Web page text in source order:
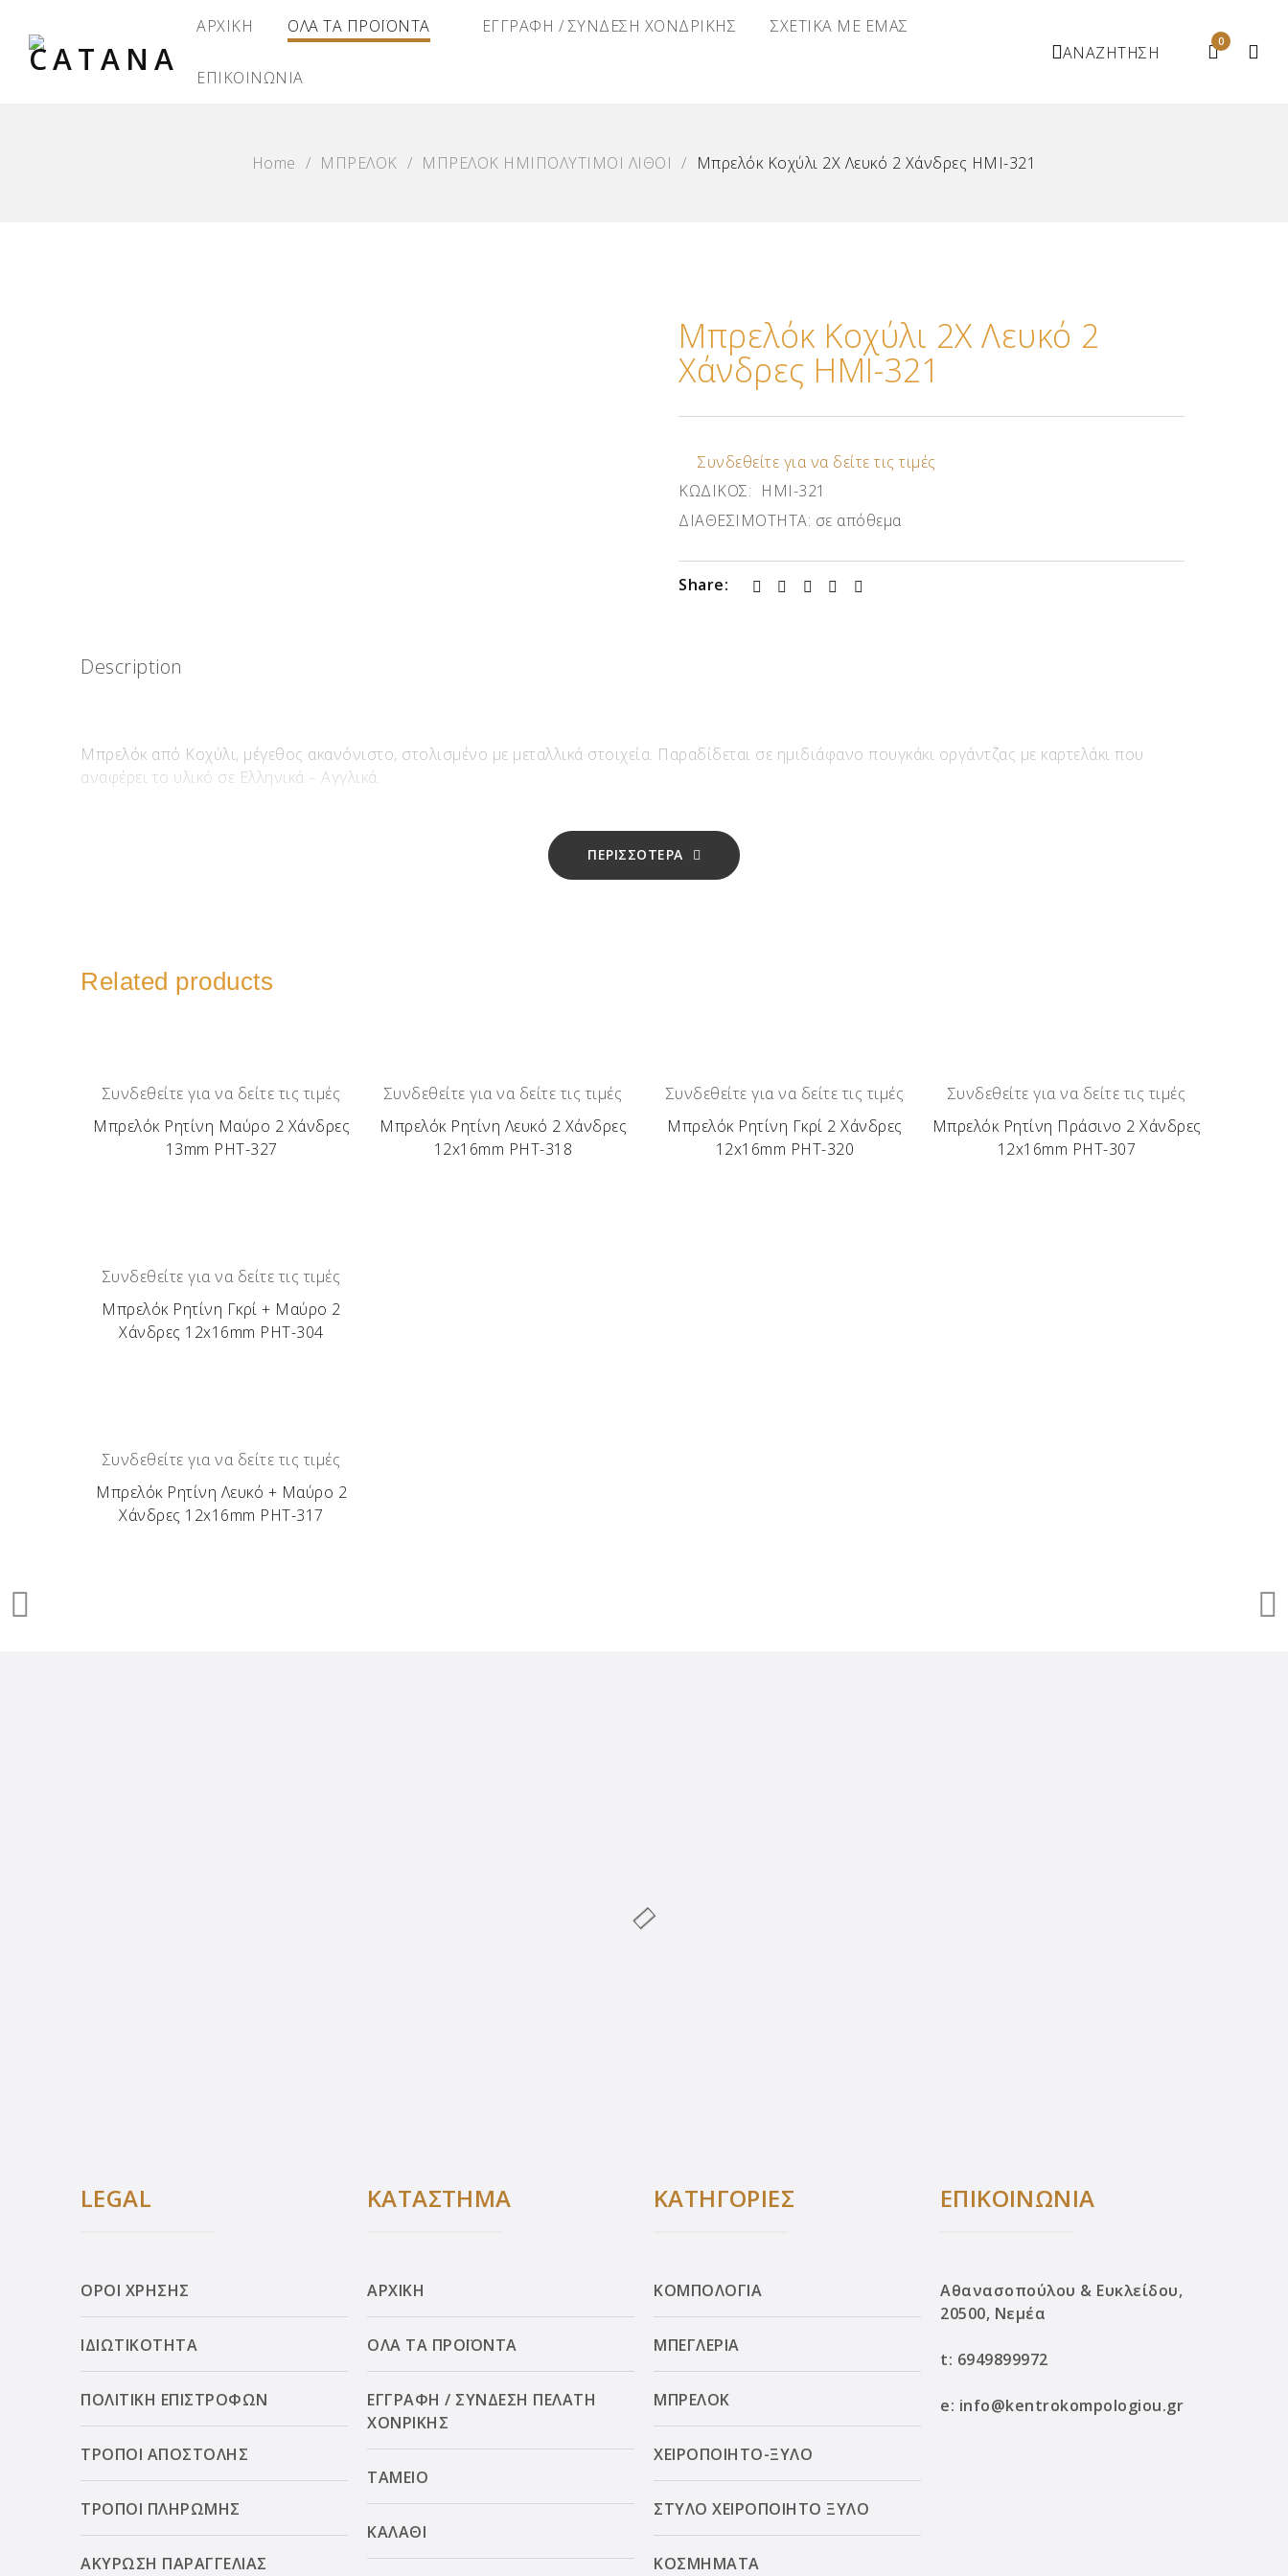
ΑΡΧΙΚΗ ΟΛΑ ΤΑ ΠΡΟΪΟΝΤΑ ΕΓΓΡΑΦΗ / ΣΥΝΔΕΣΗ ΧΟΝΔΡΙΚΗΣ ΣΧΕΤΙΚΑ ΜΕ ΕΜΑΣ
ΕΠΙΚΟΙΝΩΝΙΑ
0
ΑΝΑΖΗΤΗΣΗ
Home / ΜΠΡΕΛΟΚ / ΜΠΡΕΛΟΚ ΗΜΙΠΟΛΥΤΙΜΟΙ ΛΙΘΟΙ / Μπρελόκ Κοχύλι 2Χ Λευκό 2 Χάνδρες ΗΜΙ-321
Μπρελόκ Κοχύλι 2Χ Λευκό 2
Χάνδρες ΗΜΙ-321
Συνδεθείτε για να δείτε τις τιμές
ΚΩΔΙΚΟΣ: ΗΜΙ-321
ΔΙΑΘΕΣΙΜΟΤΗΤΑ: σε απόθεμα
Share:
Description
Μπρελόκ από Κοχύλι, μέγεθος ακανόνιστο, στολισμένο με μεταλλικά στοιχεία. Παραδίδεται σε ημιδιάφανο πουγκάκι οργάντζας με καρτελάκι που
αναφέρει το υλικό σε Ελληνικά – Αγγλικά.
ΠΕΡΙΣΣΟΤΕΡΑ
Related products
Συνδεθείτε για να δείτε τις τιμές
Μπρελόκ Ρητίνη Μαύρο 2 Χάνδρες
13mm ΡΗΤ-327
Συνδεθείτε για να δείτε τις τιμές
Μπρελόκ Ρητίνη Λευκό 2 Χάνδρες
12x16mm ΡΗΤ-318
Συνδεθείτε για να δείτε τις τιμές
Μπρελόκ Ρητίνη Γκρί 2 Χάνδρες
12x16mm ΡΗΤ-320
Συνδεθείτε για να δείτε τις τιμές
Μπρελόκ Ρητίνη Πράσινο 2 Χάνδρες
12x16mm ΡΗΤ-307
Συνδεθείτε για να δείτε τις τιμές
Μπρελόκ Ρητίνη Γκρί + Μαύρο 2
Χάνδρες 12x16mm ΡΗΤ-304
Συνδεθείτε για να δείτε τις τιμές
Μπρελόκ Ρητίνη Λευκό + Μαύρο 2
Χάνδρες 12x16mm ΡΗΤ-317
LEGAL
ΟΡΟΙ ΧΡΗΣΗΣ
ΙΔΙΩΤΙΚΟΤΗΤΑ
ΠΟΛΙΤΙΚΗ ΕΠΙΣΤΡΟΦΩΝ
ΤΡΟΠΟΙ ΑΠΟΣΤΟΛΗΣ
ΤΡΟΠΟΙ ΠΛΗΡΩΜΗΣ
ΑΚΥΡΩΣΗ ΠΑΡΑΓΓΕΛΙΑΣ
ΚΑΤΑΣΤΗΜΑ
ΑΡΧΙΚΗ
ΟΛΑ ΤΑ ΠΡΟΪΟΝΤΑ
ΕΓΓΡΑΦΗ / ΣΥΝΔΕΣΗ ΠΕΛΑΤΗ
ΧΟΝΡΙΚΗΣ
ΤΑΜΕΙΟ
ΚΑΛΑΘΙ
ΚΑΤΗΓΟΡΙΕΣ
ΚΟΜΠΟΛΟΓΙΑ
ΜΠΕΓΛΕΡΙΑ
ΜΠΡΕΛΟΚ
ΧΕΙΡΟΠΟΙΗΤΟ-ΞΥΛΟ
ΣΤΥΛΟ ΧΕΙΡΟΠΟΙΗΤΟ ΞΥΛΟ
ΚΟΣΜΗΜΑΤΑ
ΕΠΙΚΟΙΝΩΝΙΑ
Αθανασοπούλου & Ευκλείδου,
20500, Νεμέα
t: 6949899972
e: info@kentrokompologiou.gr